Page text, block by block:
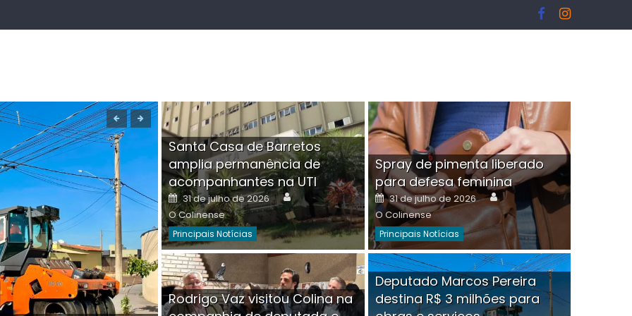
Boutique na Av. Ângelo Martins Tristão é
invadida por criminoso mascarado
Santa Casa de Barretos
amplia permanência de
acompanhantes na UTI
Posted
on
31 de julho de 2026 Author
O Colinense
Principais Notícias
Spray de pimenta liberado
para defesa feminina
Posted
on
31 de julho de 2026 Author
O Colinense
Principais Notícias
Rodrigo Vaz visitou Colina na
Deputado Marcos Pereira
destina R$ 3 milhões para